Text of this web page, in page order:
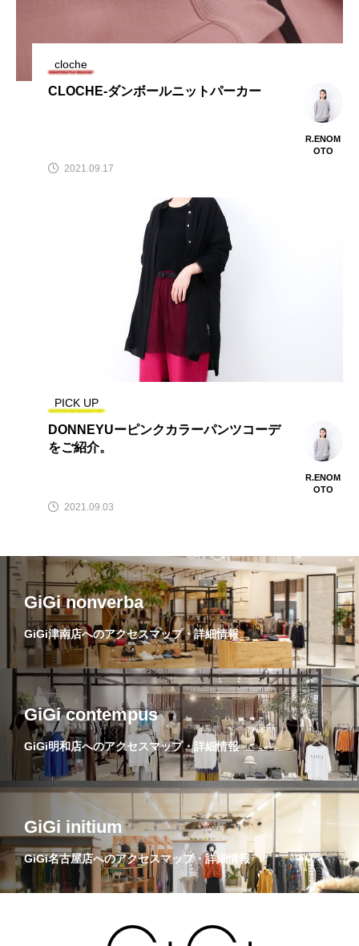
cloche
CLOCHE-ダンボールニットパーカー
R.ENOM
OTO
2021.09.17
PICK UP
DONNEYUーピンクカラーパンツコーデ
をご紹介。
R.ENOM
OTO
2021.09.03
GiGi nonverba
GiGi津南店へのアクセスマップ・詳細情報
GiGi contempus
GiGi明和店へのアクセスマップ・詳細情報
GiGi initium
GiGi名古屋店へのアクセスマップ・詳細情報